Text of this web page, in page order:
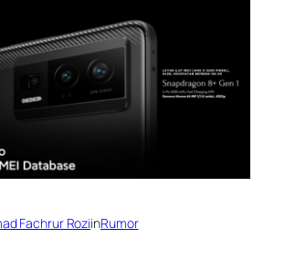
Fachrur RoziinRumor